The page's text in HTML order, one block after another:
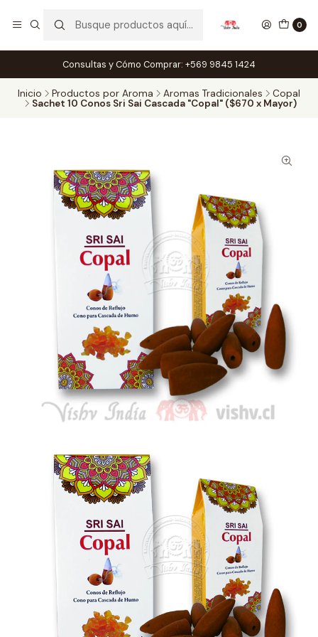
0
Consultas y Cómo Comprar: +569 9845 1424
Inicio Productos por Aroma Aromas Tradicionales
Copal
Sachet 10 Conos Sri Sai Cascada "Copal" ($670 x Mayor)